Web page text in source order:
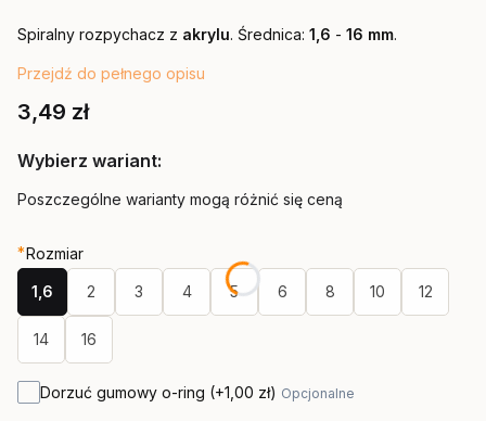
Spiralny rozpychacz z akrylu. Średnica: 1,6 - 16 mm.
Przejdź do pełnego opisu
Cena
3,49 zł
Wybierz wariant:
Poszczególne warianty mogą różnić się ceną
*Rozmiar
1,6 2 3 4 5 6 8 10 12
14 16
Dorzuć gumowy o-ring (+1,00 zł) Opcjonalne